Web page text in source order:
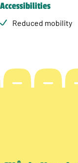
Accessibilities
Reduced mobility